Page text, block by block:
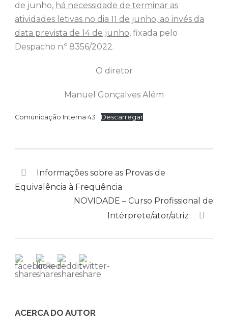
de junho, há necessidade de terminar as
atividades letivas no dia 11 de junho, ao invés da
data prevista de 14 de junho, fixada pelo
Despacho n.º 8356/2022.
O diretor
Manuel Gonçalves Além
Comunicação Interna 43 Descarregar
Informações sobre as Provas de
Equivalência à Frequência
NOVIDADE – Curso Profissional de
Intérprete/ator/atriz
ACERCA DO AUTOR